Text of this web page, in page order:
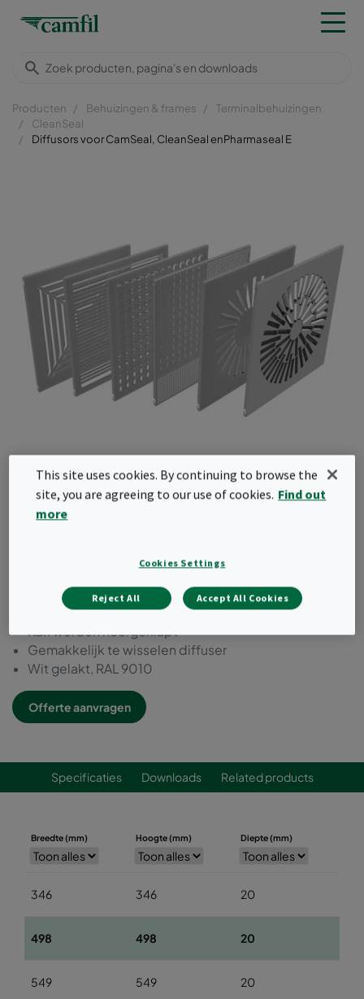
Producten Behuizingen & frames
Terminalbehuizingen
CleanSeal
Diffusors voor CamSeal, CleanSeal enPharmaseal E
Diffusors voor CamSeal,
CleanSeal enPharmaseal E
Geschikt voor CamSeal, Cleanseal en Pharmaseal-E
Scharnierend
Gemakkelijk te wisselen diffuser
Wit gelakt, RAL 9010
Offerte aanvragen
Specificaties Downloads Related products
Breedte (mm) Hoogte (mm) Diepte (mm)
346 346 20
498 498 20
549 549 20
This site uses cookies. By continuing to browse the
site, you are agreeing to our use of cookies. Find out
more
Cookies Settings
Reject All Accept All Cookies